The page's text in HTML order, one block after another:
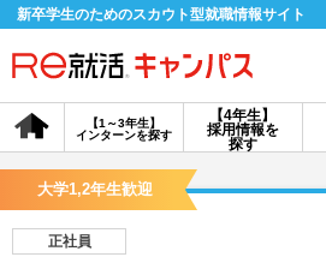
新卒学生のためのスカウト型就職情報サイト
【4年生】
採用情報を
探す
【1～3年生】
インターンを探す
会員登録
探す
大学1,2年生歓迎
正社員